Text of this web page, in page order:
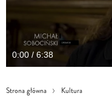
0:00 / 6:38
Strona główna Kultura